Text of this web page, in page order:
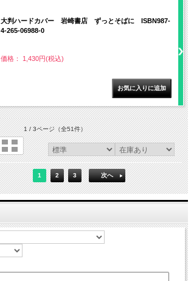
大判ハードカバー 岩崎書店 ずっとそばに ISBN987-
4-265-06988-0
価格： 1,430円(税込)
1 / 3ページ（全51件）
1 2 3 次へ